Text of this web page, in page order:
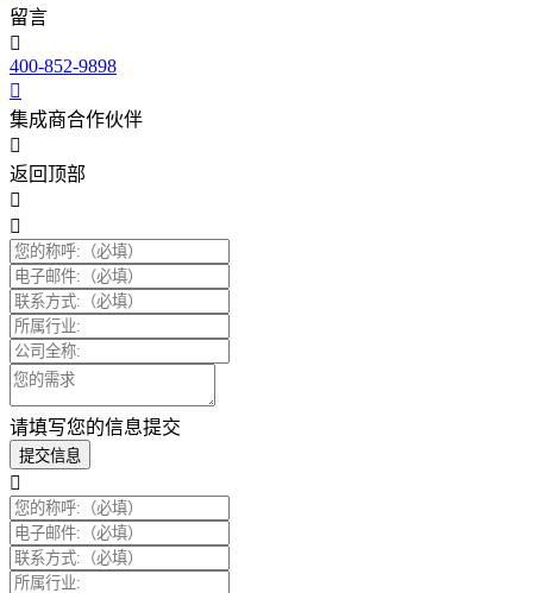
留言
400-852-9898
集成商合作伙伴
返回顶部
请填写您的信息提交
提交信息